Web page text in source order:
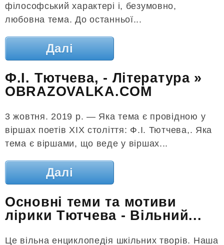
філософський характері і, безумовно,
любовна тема. До останньої...
Далі
Ф.І. Тютчева, - Література »
OBRAZOVALKA.COM
3 жовтня. 2019 р. — Яка тема є провідною у
віршах поетів ХІХ століття: Ф.І. Тютчева,. Яка
тема є віршами, що веде у віршах...
Далі
Основні теми та мотиви
лірики Тютчева - Вільний...
Це вільна енциклопедія шкільних творів. Наша